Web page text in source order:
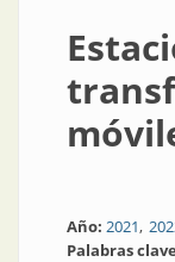
Año: 2021
Palabras